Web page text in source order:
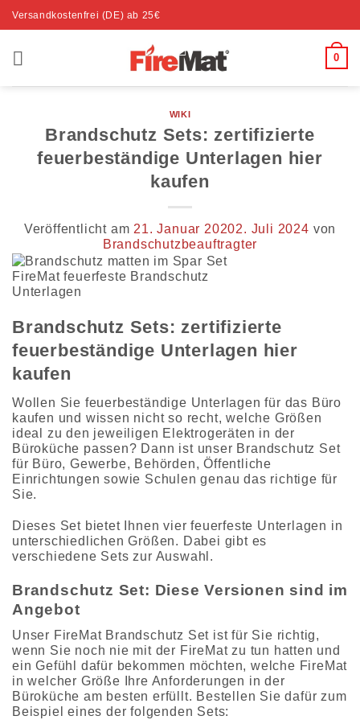
Zum
Inhalt
springen
Versandkostenfrei (DE) ab 25€
0
WIKI
Brandschutz Sets: zertifizierte
feuerbeständige Unterlagen hier
kaufen
Veröffentlicht am 21. Januar 20202. Juli 2024 von
Brandschutzbeauftragter
FireMat feuerfeste Brandschutz
Unterlagen
Brandschutz Sets: zertifizierte
feuerbeständige Unterlagen hier
kaufen
Wollen Sie feuerbeständige Unterlagen für das Büro
kaufen und wissen nicht so recht, welche Größen
ideal zu den jeweiligen Elektrogeräten in der
Büroküche passen? Dann ist unser Brandschutz Set
für Büro, Gewerbe, Behörden, Öffentliche
Einrichtungen sowie Schulen genau das richtige für
Sie.
Dieses Set bietet Ihnen vier feuerfeste Unterlagen in
unterschiedlichen Größen. Dabei gibt es
verschiedene Sets zur Auswahl.
Brandschutz Set: Diese Versionen sind im
Angebot
Unser FireMat Brandschutz Set ist für Sie richtig,
wenn Sie noch nie mit der FireMat zu tun hatten und
ein Gefühl dafür bekommen möchten, welche FireMat
in welcher Größe Ihre Anforderungen in der
Büroküche am besten erfüllt. Bestellen Sie dafür zum
Beispiel eines der folgenden Sets: